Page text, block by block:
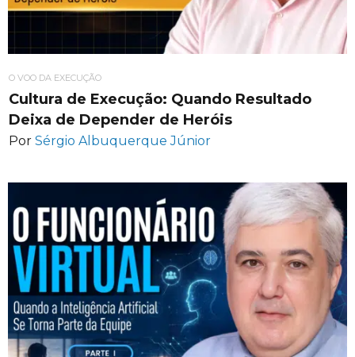
O VOO DA EXECUÇÃO
Cultura de Execução: Quando Resultado
Deixa de Depender de Heróis
Por Sérgio Albuquerque Júnior